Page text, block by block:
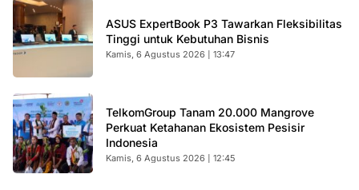
ASUS ExpertBook P3 Tawarkan Fleksibilitas
Tinggi untuk Kebutuhan Bisnis
Kamis, 6 Agustus 2026 | 13:47
TelkomGroup Tanam 20.000 Mangrove
Perkuat Ketahanan Ekosistem Pesisir
Indonesia
Kamis, 6 Agustus 2026 | 12:45